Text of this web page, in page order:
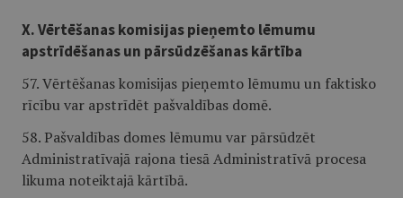
X. Vērtēšanas komisijas pieņemto lēmumu
apstrīdēšanas un pārsūdzēšanas kārtība
57. Vērtēšanas komisijas pieņemto lēmumu un faktisko
rīcību var apstrīdēt pašvaldības domē.
58. Pašvaldības domes lēmumu var pārsūdzēt
Administratīvajā rajona tiesā Administratīvā procesa
likuma noteiktajā kārtībā.